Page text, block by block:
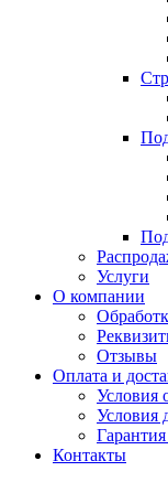
Услуги
О компании
Отзывы
Оплата и
Условия
Условия
Контакты